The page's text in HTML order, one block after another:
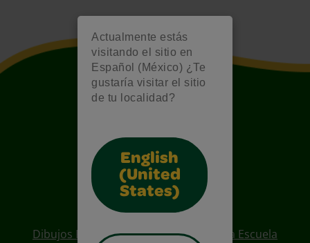
Actualmente estás
visitando el sitio en
Español (México) ¿Te
gustaría visitar el sitio
de tu localidad?
English
(United
States)
Also of Interest
Dibujos Para Colorear De Regreso A La Escuela